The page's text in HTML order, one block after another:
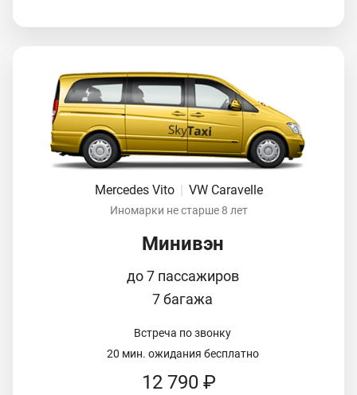
Mercedes Vito VW Caravelle
Иномарки не старше 8 лет
Минивэн
до 7 пассажиров
7 багажа
Встреча по звонку
20 мин. ожидания бесплатно
12 790 ₽